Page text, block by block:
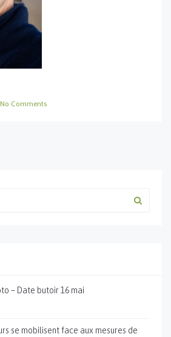
No Comments
– Date butoir 16 mai
se mobilisent face aux mesures de